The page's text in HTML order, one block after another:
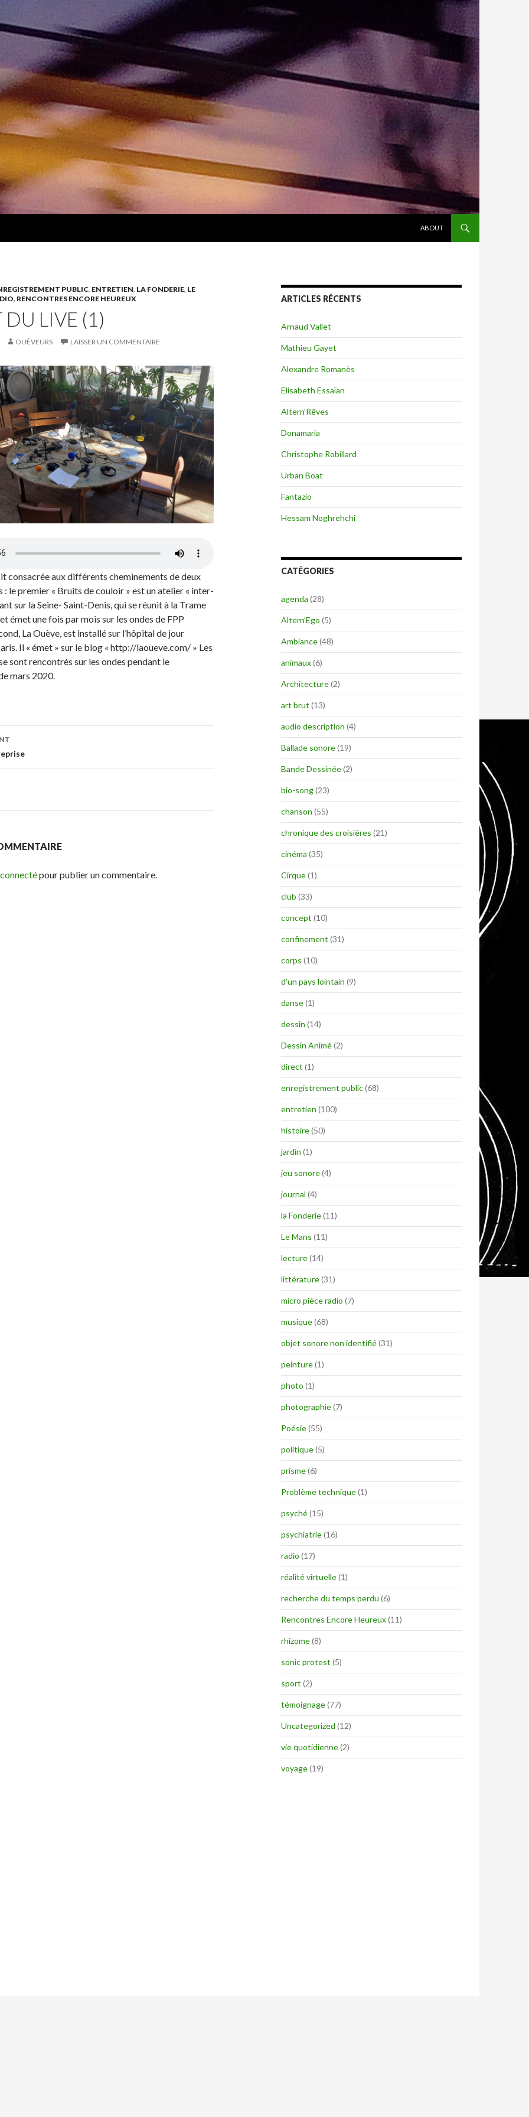
ABOUT
PUBLIC, ENTRETIEN, LA FONDERIE, LE
, RENCONTRES ENCORE HEUREUX
DU LIVE (1)
OUÊVEURS LAISSER UN COMMENTAIRE
consacrée aux différents cheminements de deux
: le premier « Bruits de couloir » est un atelier « inter-
sur la Seine- Saint-Denis, qui se réunit à la Trame
émet une fois par mois sur les ondes de FPP
La Ouève, est installé sur l’hôpital de jour
Il « émet » sur le blog « http://laoueve.com/ » Les
sont rencontrés sur les ondes pendant le
mars 2020.
pour publier un commentaire.
ARTICLES RÉCENTS
Arnaud Vallet
Mathieu Gayet
Alexandre Romanès
Elisabeth Essaïan
Altern’Rêves
Donamaria
Christophe Robillard
Urban Boat
Fantazio
Hessam Noghrehchi
CATÉGORIES
agenda (28)
Altern'Ego (5)
Ambiance(48)
animaux(6)
Architecture(2)
art brut (13)
audio description (4)
Ballade sonore(19)
Bande Dessinée(2)
bio-song(23)
chanson (55)
chronique des croisières (21)
cinéma (35)
Cirque(1)
club (33)
concept (10)
confinement (31)
corps (10)
d'un pays lointain (9)
danse(1)
dessin (14)
Dessin Animé(2)
direct (1)
enregistrement public(68)
entretien (100)
histoire(50)
jardin (1)
jeu sonore(4)
journal (4)
la Fonderie(11)
Le Mans (11)
lecture(14)
littérature(31)
micro pièce radio (7)
musique(68)
objet sonore non identifié(31)
peinture(1)
photo (1)
photographie(7)
Poésie(55)
politique(5)
prisme(6)
Problème technique(1)
psyché(15)
psychiatrie(16)
radio (17)
réalité virtuelle(1)
recherche du temps perdu (6)
Rencontres Encore Heureux(11)
rhizome(8)
sonic protest (5)
sport (2)
témoignage(77)
Uncategorized (12)
vie quotidienne(2)
voyage(19)